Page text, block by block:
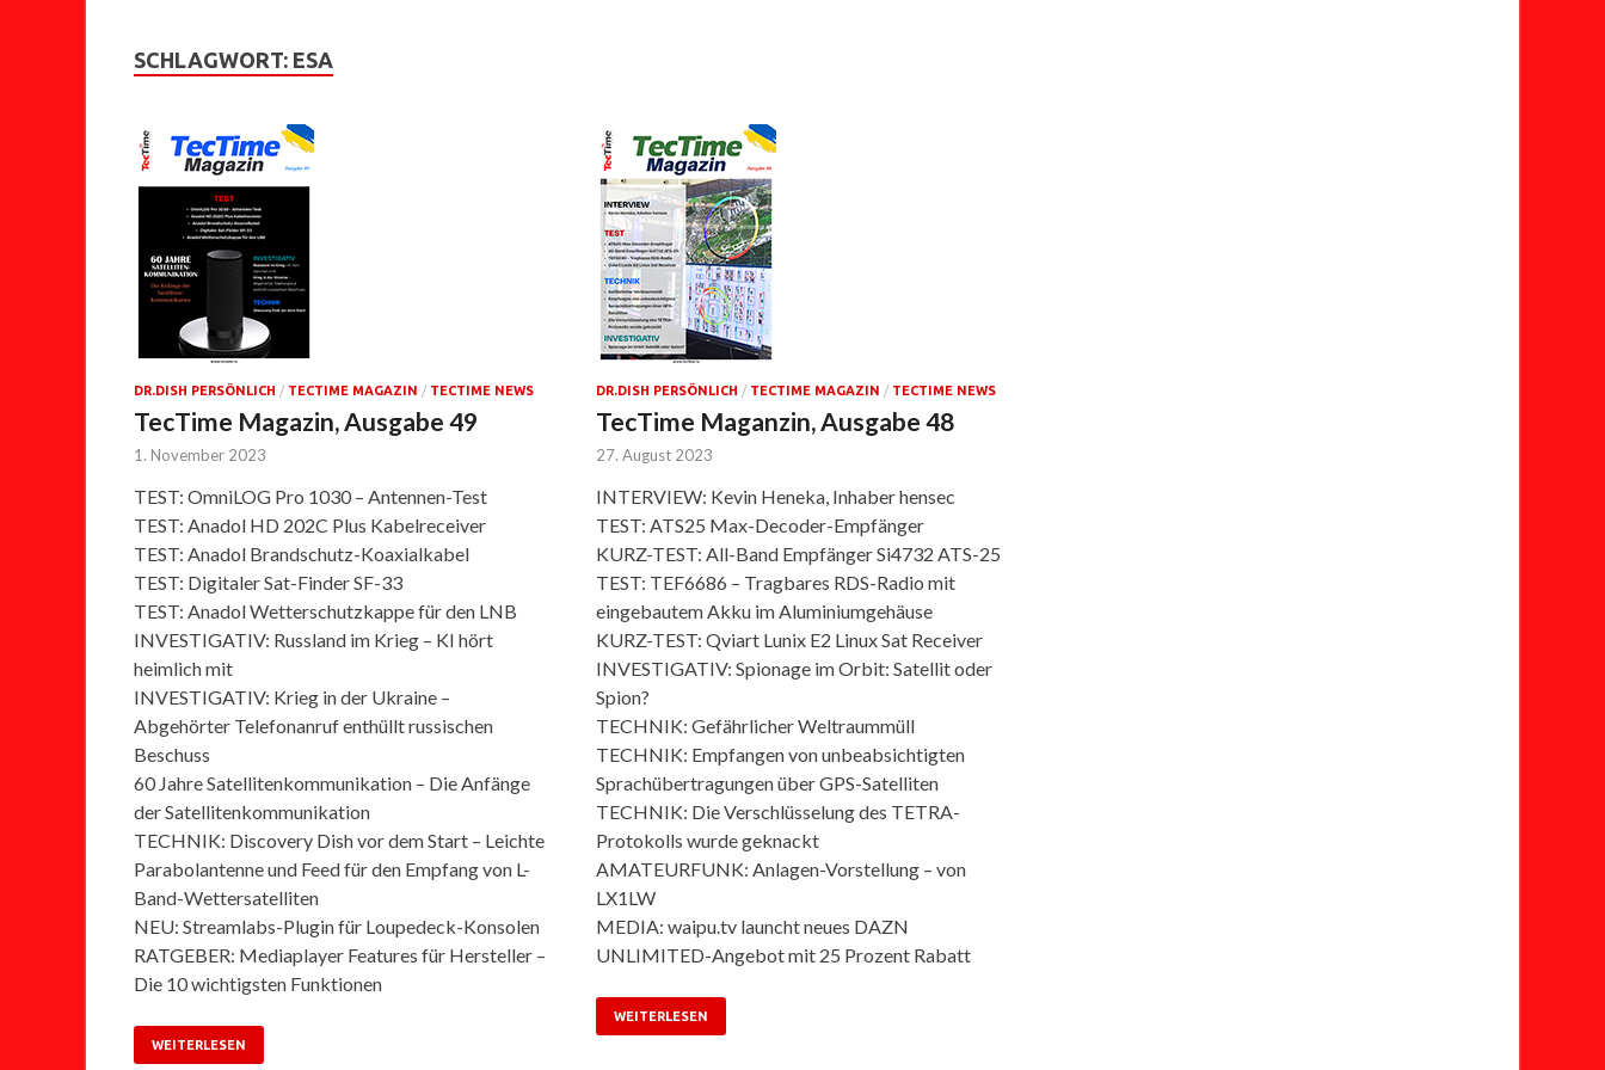
SCHLAGWORT: ESA
DR.DISH PERSÖNLICH / TECTIME MAGAZIN / TECTIME NEWS
TecTime Magazin, Ausgabe 49
1. November 2023
TEST: OmniLOG Pro 1030 – Antennen-Test
TEST: Anadol HD 202C Plus Kabelreceiver
TEST: Anadol Brandschutz-Koaxialkabel
TEST: Digitaler Sat-Finder SF-33
TEST: Anadol Wetterschutzkappe für den LNB
INVESTIGATIV: Russland im Krieg – KI hört
heimlich mit
INVESTIGATIV: Krieg in der Ukraine –
Abgehörter Telefonanruf enthüllt russischen
Beschuss
60 Jahre Satellitenkommunikation – Die Anfänge
der Satellitenkommunikation
TECHNIK: Discovery Dish vor dem Start – Leichte
Parabolantenne und Feed für den Empfang von L-
Band-Wettersatelliten
NEU: Streamlabs-Plugin für Loupedeck-Konsolen
RATGEBER: Mediaplayer Features für Hersteller –
Die 10 wichtigsten Funktionen
WEITERLESEN
DR.DISH PERSÖNLICH / TECTIME MAGAZIN / TECTIME NEWS
TecTime Maganzin, Ausgabe 48
27. August 2023
INTERVIEW: Kevin Heneka, Inhaber hensec
TEST: ATS25 Max-Decoder-Empfänger
KURZ-TEST: All-Band Empfänger Si4732 ATS-25
TEST: TEF6686 – Tragbares RDS-Radio mit
eingebautem Akku im Aluminiumgehäuse
KURZ-TEST: Qviart Lunix E2 Linux Sat Receiver
INVESTIGATIV: Spionage im Orbit: Satellit oder
Spion?
TECHNIK: Gefährlicher Weltraummüll
TECHNIK: Empfangen von unbeabsichtigten
Sprachübertragungen über GPS-Satelliten
TECHNIK: Die Verschlüsselung des TETRA-
Protokolls wurde geknackt
AMATEURFUNK: Anlagen-Vorstellung – von
LX1LW
MEDIA: waipu.tv launcht neues DAZN
UNLIMITED-Angebot mit 25 Prozent Rabatt
WEITERLESEN